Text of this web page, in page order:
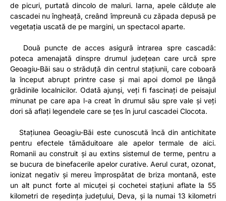
de picuri, purtată dincolo de maluri. Iarna, apele călduțe ale
cascadei nu îngheață, creând împreună cu zăpada depusă pe
vegetația uscată de pe margini, un spectacol aparte.
Două puncte de acces asigură intrarea spre cascadă:
poteca amenajată dinspre drumul județean care urcă spre
Geoagiu-Băi sau o străduță din centrul stațiunii, care coboară
la început abrupt printre case și mai apoi domol pe lângă
grădinile localnicilor. Odată ajunși, veți fi fascinați de peisajul
minunat pe care apa l-a creat în drumul său spre vale și veți
dori să aflați legendele care se țes în jurul cascadei Clocota.
Stațiunea Geoagiu-Băi este cunoscută încă din antichitate
pentru efectele tămăduitoare ale apelor termale de aici.
Romanii au construit și au extins sistemul de terme, pentru a
se bucura de binefacerile apelor curative. Aerul curat, ozonat,
ionizat negativ și mereu împrospătat de briza montană, este
un alt punct forte al micuței și cochetei stațiuni aflate la 55
kilometri de reședința județului, Deva, și la numai 13 kilometri